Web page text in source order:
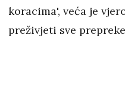
koracima', veća je
preživjeti sve